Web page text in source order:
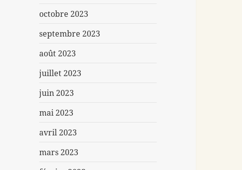
octobre 2023
septembre 2023
août 2023
juillet 2023
juin 2023
mai 2023
avril 2023
mars 2023